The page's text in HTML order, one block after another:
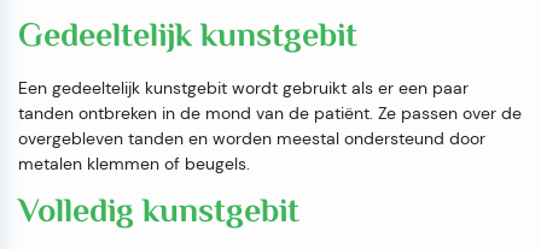
Gedeeltelijk kunstgebit
Een gedeeltelijk kunstgebit wordt gebruikt als er een paar
tanden ontbreken in de mond van de patiënt. Ze passen over de
overgebleven tanden en worden meestal ondersteund door
metalen klemmen of beugels.
Volledig kunstgebit